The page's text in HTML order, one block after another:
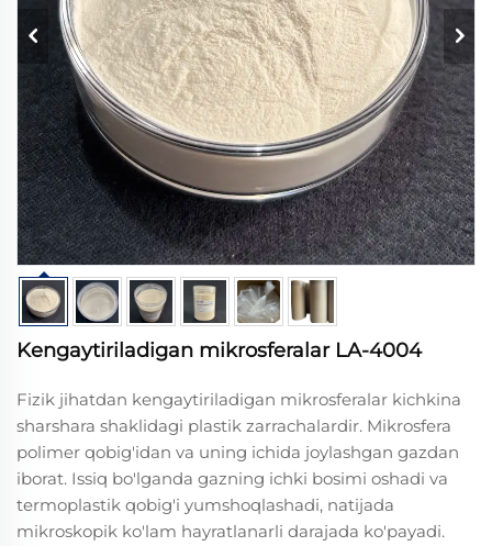
Kengaytiriladigan mikrosferalar LA-4004
Fizik jihatdan kengaytiriladigan mikrosferalar kichkina
sharshara shaklidagi plastik zarrachalardir. Mikrosfera
polimer qobig'idan va uning ichida joylashgan gazdan
iborat. Issiq bo'lganda gazning ichki bosimi oshadi va
termoplastik qobig'i yumshoqlashadi, natijada
mikroskopik ko'lam hayratlanarli darajada ko'payadi.